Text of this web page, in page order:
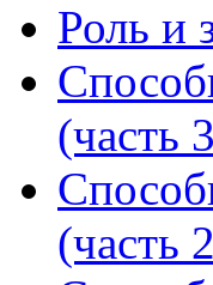
Роль и
(часть
(часть